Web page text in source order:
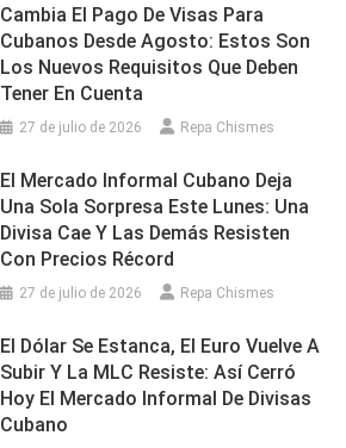
Cambia El Pago De Visas Para
Cubanos Desde Agosto: Estos Son
Los Nuevos Requisitos Que Deben
Tener En Cuenta
27 de julio de 2026 Repa Chismes
El Mercado Informal Cubano Deja
Una Sola Sorpresa Este Lunes: Una
Divisa Cae Y Las Demás Resisten
Con Precios Récord
27 de julio de 2026 Repa Chismes
El Dólar Se Estanca, El Euro Vuelve A
Subir Y La MLC Resiste: Así Cerró
Hoy El Mercado Informal De Divisas
Cubano